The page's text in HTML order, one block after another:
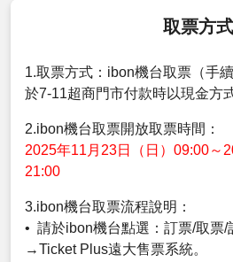
取票方式
1.取票方式：ibon機台取票（手
於7-11超商門市付款時以現金方
2.ibon機台取票開放取票時間：
2025年11月23日（日）09:00～
21:00
3.ibon機台取票流程說明：
• 請於ibon機台點選：訂票/取
→Ticket Plus遠大售票系統。